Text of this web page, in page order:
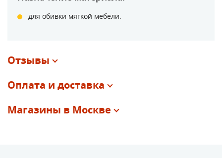
для обивки мягкой мебели.
Отзывы
Оплата и доставка
Магазины в Москве